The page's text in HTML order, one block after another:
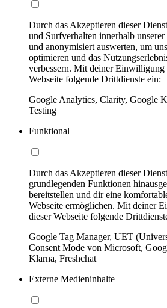
Durch das Akzeptieren dieser
und Surfverhalten innerhalb
und anonymisiert auswerten, um
optimieren und das
verbessern. Mit deiner Einwilligung
Webseite folgende Drittdienste ein:
Google Analytics, Clarity, Google
Testing
Funktional
Durch das Akzeptieren dieser
grundlegenden Funktionen
bereitstellen und dir eine
Webseite ermöglichen. Mit deiner
dieser Webseite folgende
Google Tag Manager, UET
Consent Mode von Microsoft,
Klarna, Freshchat
Externe Medieninhalte